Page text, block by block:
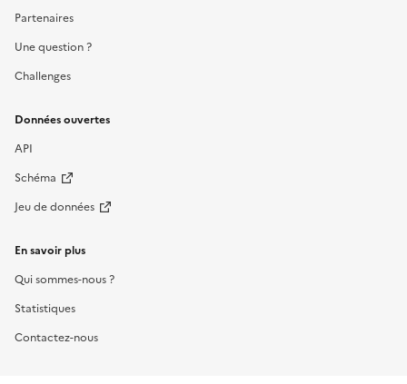
Partenaires
Une question ?
Challenges
Données ouvertes
API
Schéma
Jeu de données
En savoir plus
Qui sommes-nous ?
Statistiques
Contactez-nous